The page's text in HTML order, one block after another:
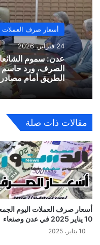
أسعار صرف العملات
24 فبراير، 2026
​عدن: سموم
الصرف، ورد حاسم
الطريق أمام
مقالات ذات صلة
أسعار صرف العملات اليوم
10 يناير 2025 في عدن وصنعاء
10 يناير، 2025